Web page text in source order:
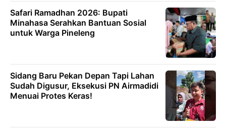
Safari Ramadhan 2026: Bupati
Minahasa Serahkan Bantuan Sosial
untuk Warga Pineleng
Sidang Baru Pekan Depan Tapi Lahan
Sudah Digusur, Eksekusi PN Airmadidi
Menuai Protes Keras!